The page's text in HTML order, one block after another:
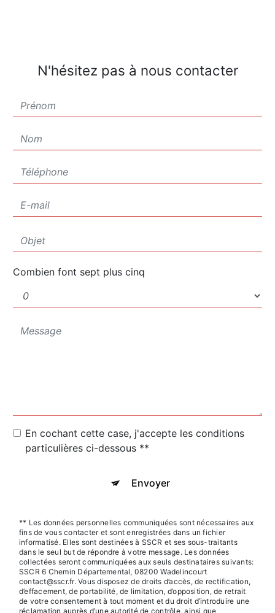
N'hésitez pas à nous contacter
Combien font sept plus cinq
En cochant cette case, j'accepte les conditions
particulières ci-dessous **
Envoyer
** Les données personnelles communiquées sont nécessaires aux
fins de vous contacter et sont enregistrées dans un fichier
informatisé. Elles sont destinées à SSCR et ses sous-traitants
dans le seul but de répondre à votre message. Les données
collectées seront communiquées aux seuls destinataires suivants:
SSCR 6 Chemin Départemental, 08200 Wadelincourt
contact@sscr.fr. Vous disposez de droits d’accès, de rectification,
d’effacement, de portabilité, de limitation, d’opposition, de retrait
de votre consentement à tout moment et du droit d’introduire une
réclamation auprès d’une autorité de contrôle, ainsi que